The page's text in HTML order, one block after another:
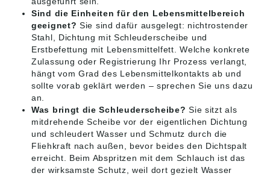
Sind die Einheiten für den Lebensmittelbereich
geeignet? Sie sind dafür ausgelegt: nichtrostender
Stahl, Dichtung mit Schleuderscheibe und
Erstbefettung mit Lebensmittelfett. Welche konkrete
Zulassung oder Registrierung Ihr Prozess verlangt,
hängt vom Grad des Lebensmittelkontakts ab und
sollte vorab geklärt werden – sprechen Sie uns dazu
an.
Was bringt die Schleuderscheibe? Sie sitzt als
mitdrehende Scheibe vor der eigentlichen Dichtung
und schleudert Wasser und Schmutz durch die
Fliehkraft nach außen, bevor beides den Dichtspalt
erreicht. Beim Abspritzen mit dem Schlauch ist das
der wirksamste Schutz, weil dort gezielt Wasser